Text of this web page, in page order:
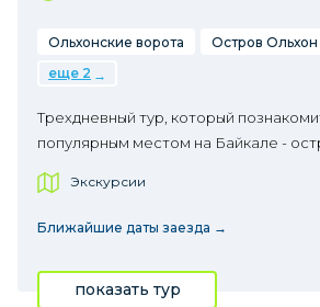
Ольхонские ворота Остров Ольхон
еще 2
Трехдневный тур, который
популярным местом на Байкале -
Экскурсии
Ближайшие даты заезда →
показать тур